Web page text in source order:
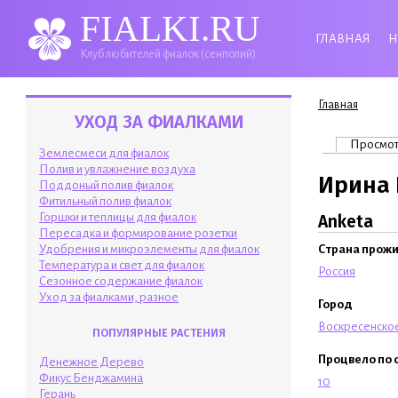
FIALKI.RU
Клуб любителей фиалок (сенполий)
ГЛАВНАЯ
УХОД ЗА ФИАЛКАМИ
Землесмеси для фиалок
Полив и увлажнение воздуха
Поддоный полив фиалок
Фитильный полив фиалок
Горшки и теплицы для фиалок
Пересадка и формирование розетки
Удобрения и микроэлементы для фиалок
Температура и свет для фиалок
Сезонное содержание фиалок
Уход за фиалками, разное
ПОПУЛЯРНЫЕ РАСТЕНИЯ
Денежное Дерево
Фикус Бенджамина
Герань
Вы здесь
Главная
Главные
Anketa
Страна
Россия
Город
Процвело по
10